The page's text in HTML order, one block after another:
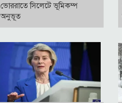
ভোররাতে সিলেটে ভূমিকম্প
অনুভূত